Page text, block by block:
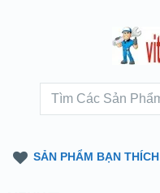
SẢN PHẨM BẠN THÍCH